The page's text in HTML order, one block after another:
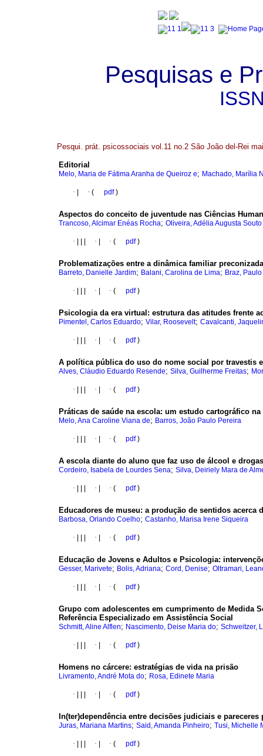
Pesquisas e
Pesqui. prát. psicossociais vol.11 no.2 São João del-Rei
Editorial
Melo, Maria de Fátima Aranha de Queiroz e; Machado, Marília
· · ( pdf)
Aspectos do conceito de juventude nas Ciências
Trancoso, Alcimar Enéas Rocha; Oliveira, Adélia Augusta Souto
· · · ( pdf)
Problematizações entre a dinâmica familiar
Barreto, Danielle Jardim; Balani, Carolina de Lima; Braz,
· · · ( pdf)
Psicologia da era virtual : estrutura das atitudes frente
Pimentel, Carlos Eduardo; Vilar, Roosevelt; Cavalcanti,
· · · ( pdf)
A política pública do uso do nome social por travestis
Alves, Cláudio Eduardo Resende; Silva, Guilherme Freitas;
· · · ( pdf)
Práticas de saúde na escola: um estudo cartográfico na
Melo, Ana Caroline Viana de; Barros, João Paulo Pereira
· · · ( pdf)
A escola diante do aluno que faz uso de álcool e drogas
Cordeiro, Isabela de Lourdes Sena; Silva, Deiriely Mara de
· · · ( pdf)
Educadores de museu: a produção de sentidos acerca
Barbosa, Orlando Coelho; Castanho, Marisa Irene Siqueira
· · · ( pdf)
Educação de Jovens e Adultos e Psicologia:
Gesser, Marivete; Bolis, Adriana; Cord, Denise; Oltramari,
· · · ( pdf)
Grupo com adolescentes em cumprimento de Medida
Referência Especializado em Assistência Social
Schmitt, Aline Alflen; Nascimento, Deise Maria do; Schweitzer,
· · · ( pdf)
Homens no cárcere: estratégias de vida na prisão
Livramento, André Mota do; Rosa, Edinete Maria
· · · ( pdf)
In(ter)dependência entre decisões judiciais e
Juras, Mariana Martins; Said, Amanda Pinheiro; Tusi, Michelle
· · · ( pdf)